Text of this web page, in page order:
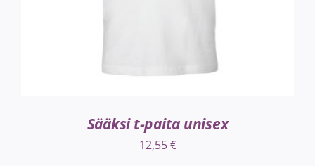
Sääksi t-paita unisex
12,55€